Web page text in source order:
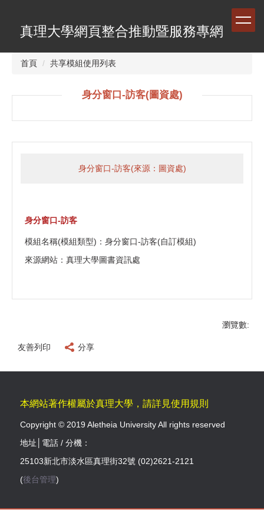
真理大學網頁整合推動暨服務專網
首頁 共享模組使用列表
身分窗口-訪客(圖資處)
身分窗口-訪客(來源：圖資處)
身分窗口-訪客
模組名稱(模組類型)：身分窗口-訪客(自訂模組)
來源網站：真理大學圖書資訊處
瀏覽數:
友善列印 分享
本網站著作權屬於真理大學，請詳見使用規則
Copyright © 2019 Aletheia University All rights reserved
地址│電話 / 分機：
25103新北市淡水區真理街32號 (02)2621-2121
(後台管理)